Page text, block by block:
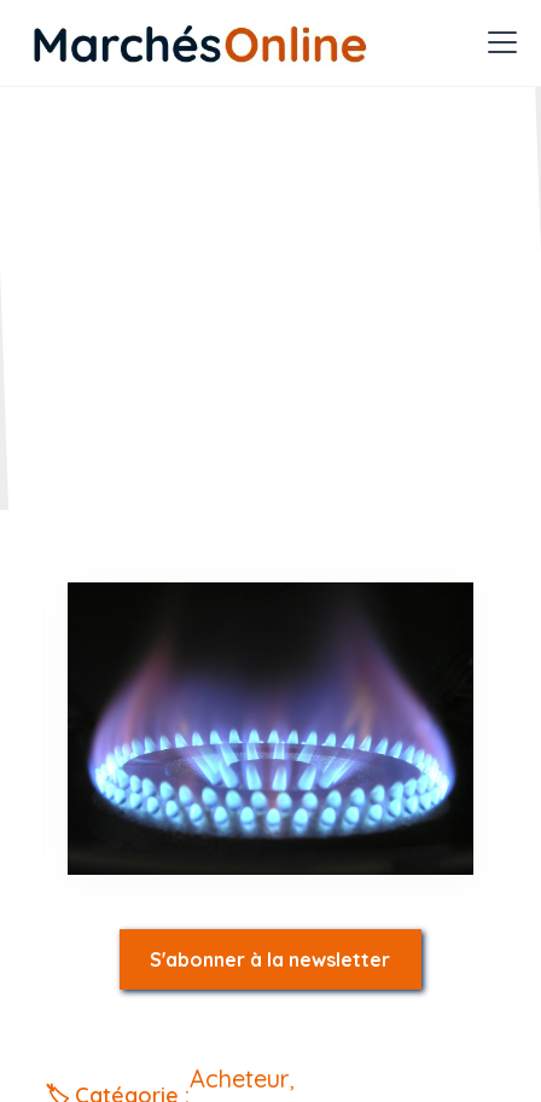
🏷️ Catégorie :
Acheteur,
S'abonner à la newsletter